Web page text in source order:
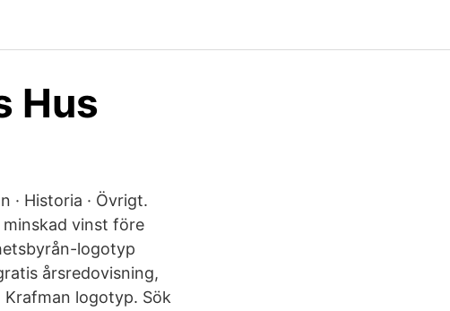
Hus
· Historia · Övrigt.
vinst före
logotyp
årsredovisning,
logotyp. Sök